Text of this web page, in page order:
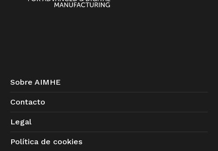
Sobre AIMHE
Contacto
Legal
Política de cookies